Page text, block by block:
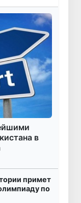
в
примет
по